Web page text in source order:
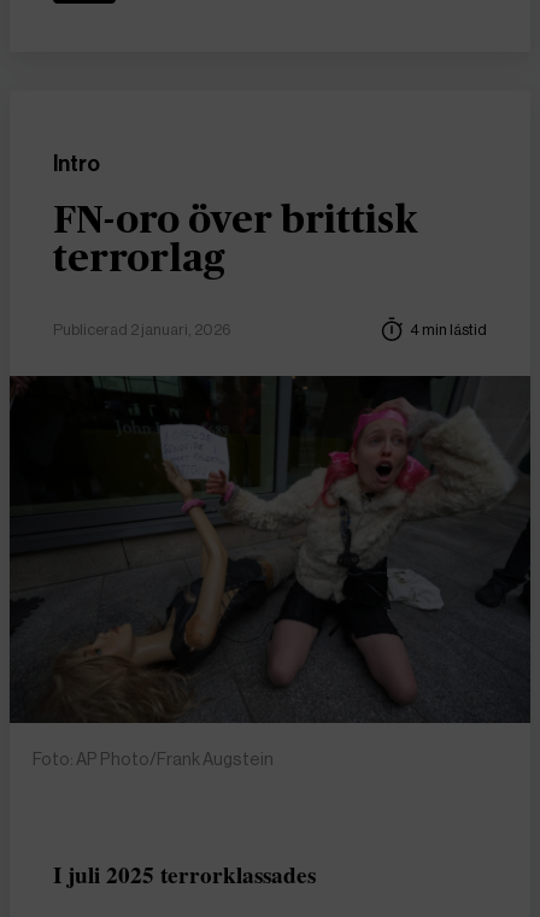
Intro
FN-oro över brittisk
terrorlag
Publicerad 2 januari, 2026 4 min lästid
Foto: AP Photo/Frank Augstein
I juli 2025 terrorklassades